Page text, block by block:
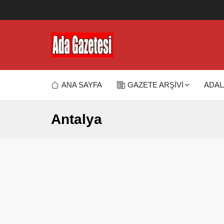
ANA SAYFA GAZETE ARŞİVİ
Antalya